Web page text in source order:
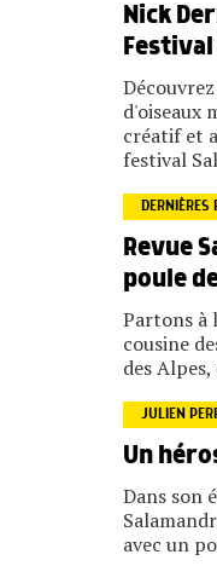
Nick
d'oiseaux
créatif et
festival
DERNIÈRES
Revue
poule
Partons à
cousine
des Alpes,
JULIEN
Un
Dans son
avec un